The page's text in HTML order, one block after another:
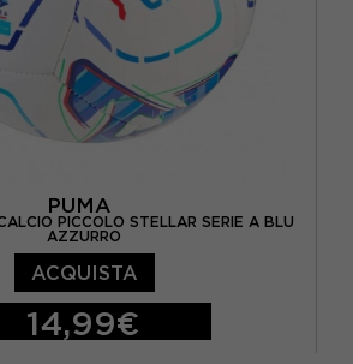
PUMA
PICCOLO STELLAR SERIE A BLU
AZZURRO
ACQUISTA
14,99€